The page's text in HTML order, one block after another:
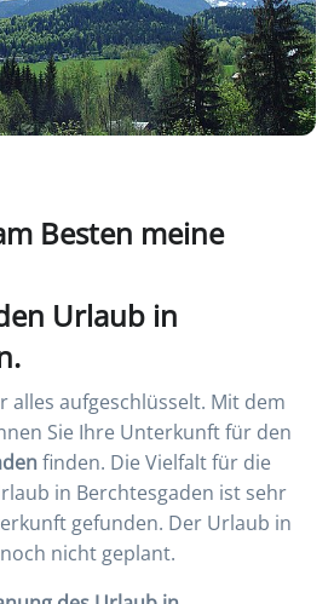
Besten meine
Urlaub in
alles aufgeschlüsselt. Mit dem
Sie Ihre Unterkunft für den
finden. Die Vielfalt für die
in Berchtesgaden ist sehr
gefunden. Der Urlaub in
nicht geplant.